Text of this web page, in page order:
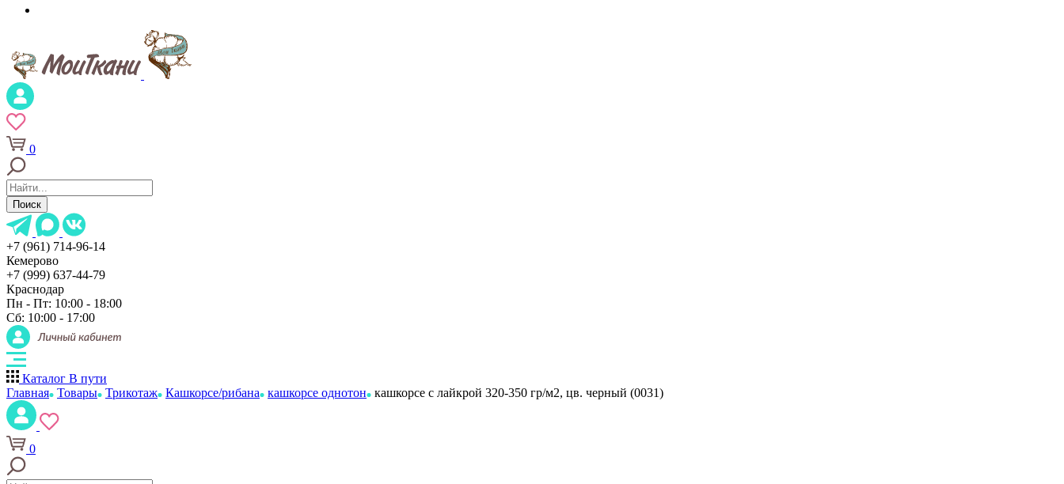
0
Поиск
+7 (961) 714-96-14
Кемерово
+7 (999) 637-44-79
Краснодар
Пн - Пт: 10:00 - 18:00
Сб: 10:00 - 17:00
Каталог В пути
Главная Товары Трикотаж Кашкорсе/рибана кашкорсе однотон кашкорсе с лайкрой 320-350 гр/м2, цв. черный (0031)
0